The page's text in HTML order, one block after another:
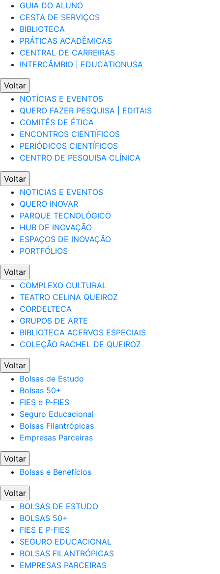
GUIA DO ALUNO
CESTA DE SERVIÇOS
BIBLIOTECA
PRÁTICAS ACADÊMICAS
CENTRAL DE CARREIRAS
INTERCÂMBIO | EDUCATIONUSA
Voltar
NOTÍCIAS E EVENTOS
QUERO FAZER PESQUISA | EDITAIS
COMITÊS DE ÉTICA
ENCONTROS CIENTÍFICOS
PERIÓDICOS CIENTÍFICOS
CENTRO DE PESQUISA CLÍNICA
Voltar
NOTICIAS E EVENTOS
QUERO INOVAR
PARQUE TECNOLÓGICO
HUB DE INOVAÇÃO
ESPAÇOS DE INOVAÇÃO
PORTFÓLIOS
Voltar
COMPLEXO CULTURAL
TEATRO CELINA QUEIROZ
CORDELTECA
GRUPOS DE ARTE
BIBLIOTECA ACERVOS ESPECIAIS
COLEÇÃO RACHEL DE QUEIROZ
Voltar
Bolsas de Estudo
Bolsas 50+
FIES e P-FIES
Seguro Educacional
Bolsas Filantrópicas
Empresas Parceiras
Voltar
Bolsas e Benefícios
Voltar
BOLSAS DE ESTUDO
BOLSAS 50+
FIES E P-FIES
SEGURO EDUCACIONAL
BOLSAS FILANTRÓPICAS
EMPRESAS PARCEIRAS